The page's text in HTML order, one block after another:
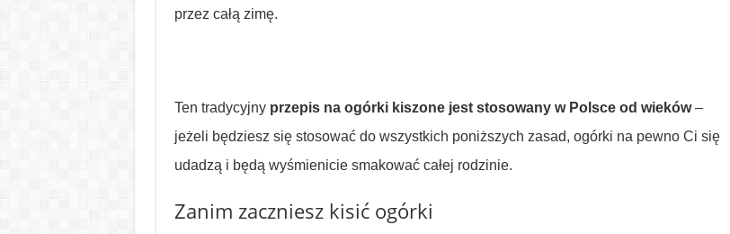
przez całą zimę.
Ten tradycyjnyprzepis na ogórki kiszone jest stosowany w Polsce od wieków–
jeżeli będziesz się stosować do wszystkich poniższych zasad, ogórki na pewno Ci się
udadzą i będą wyśmienicie smakować całej rodzinie.
Zanim zaczniesz kisić ogórki